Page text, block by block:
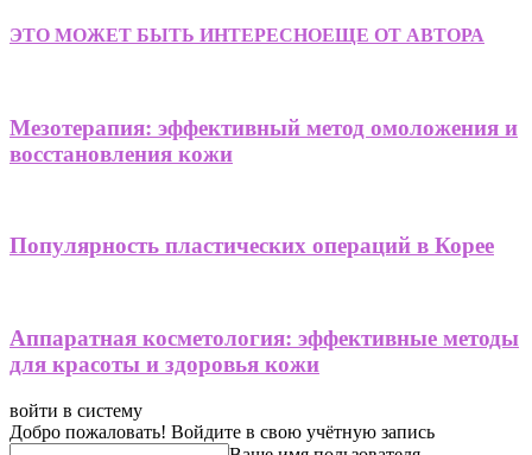
ЭТО МОЖЕТ БЫТЬ ИНТЕРЕСНОЕЩЕ ОТ АВТОРА
Мезотерапия: эффективный метод омоложения и
восстановления кожи
Популярность пластических операций в Корее
Аппаратная косметология: эффективные методы
для красоты и здоровья кожи
войти в систему
Добро пожаловать! Войдите в свою учётную запись